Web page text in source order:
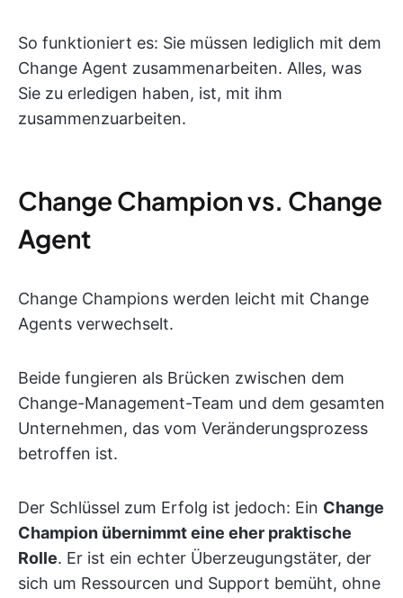
So funktioniert es: Sie müssen lediglich mit dem
Change Agent zusammenarbeiten. Alles, was
Sie zu erledigen haben, ist, mit ihm
zusammenzuarbeiten.
Change Champion vs. Change
Agent
Change Champions werden leicht mit Change
Agents verwechselt.
Beide fungieren als Brücken zwischen dem
Change-Management-Team und dem gesamten
Unternehmen, das vom Veränderungsprozess
betroffen ist.
Der Schlüssel zum Erfolg ist jedoch: Ein Change
Champion übernimmt eine eher praktische
Rolle. Er ist ein echter Überzeugungstäter, der
sich um Ressourcen und Support bemüht, ohne